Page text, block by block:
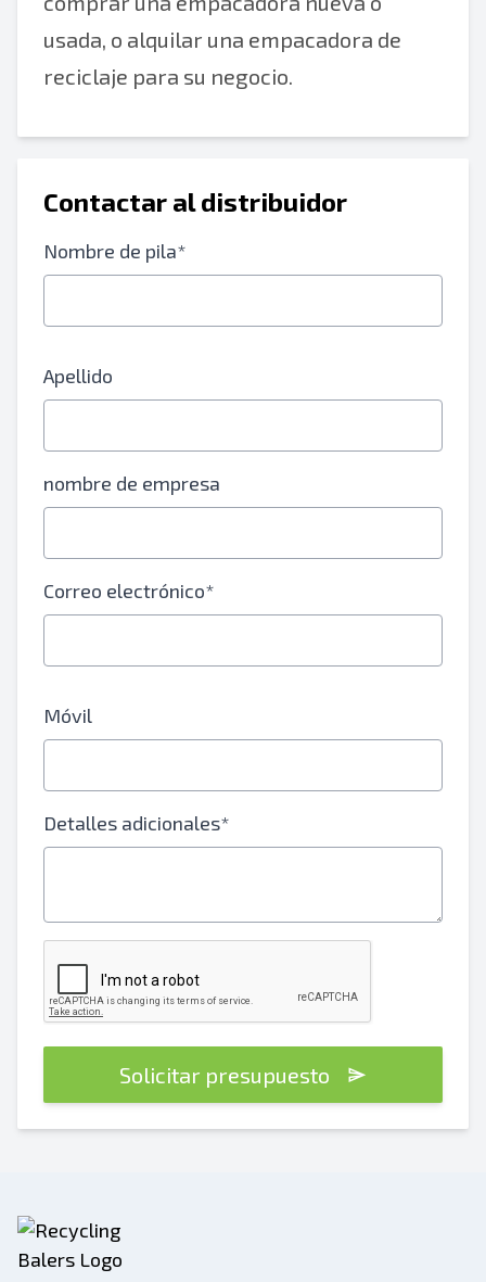
usada, o alquilar una empacadora de
reciclaje para su negocio.
Contactar al distribuidor
Nombre de pila*
Apellido
nombre de empresa
Correo electrónico*
Móvil
Detalles adicionales*
Solicitar presupuesto